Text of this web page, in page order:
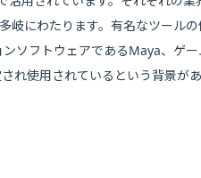
にわたります。有名なツールの
ソフトウェアであるMaya、ゲ
れ使用されているという背景が